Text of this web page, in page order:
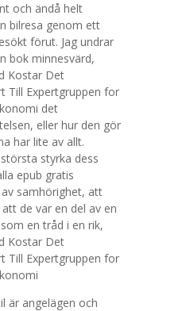
och ändå helt
bilresa genom ett
förut. Jag undrar
bok minnesvärd,
Kostar Det
Till Expertgruppen for
det
eller hur den gör
har lite av allt.
styrka dess
epub gratis
samhörighet, att
de var en del av en
en tråd i en rik,
Kostar Det
Till Expertgruppen for
är angelägen och